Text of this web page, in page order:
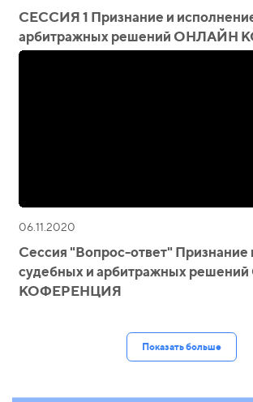
СЕССИЯ 1 Признание и
арбитражных решений ОНЛАЙН
06.11.2020
Сессия "Вопрос-ответ" Признание
судебных и арбитражных
КОФЕРЕНЦИЯ
Показать больше